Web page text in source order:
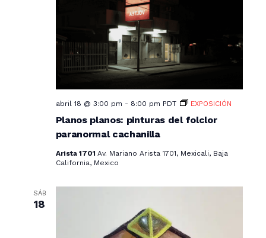
Planos planos: pinturas del folclor
paranormal cachanilla
abril 18 @ 3:00 pm - 8:00 pm PDT EXPOSICIÓN
Arista 1701 Av. Mariano Arista 1701, Mexicali, Baja
California, Mexico
SÁB
18